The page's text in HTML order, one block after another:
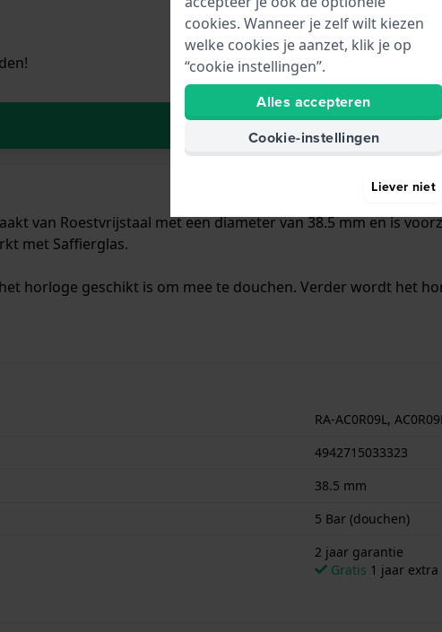
In Winkelwagen
van Roestvrijstaal met een diameter van 38.5 mm en is
met Saffierglas.
horloge geschikt is om mee te douchen. Verder wordt het
RA-AC0R09L, AC0R09L
4942715033323
38.5 mm
5 Bar (douchen)
2 jaar garantie
Gratis 1 jaar
cookies. Wanneer je zelf wilt kiezen
welke cookies je aanzet, klik je op
“cookie instellingen”.
Alles accepteren
Cookie-instellingen
Liever niet